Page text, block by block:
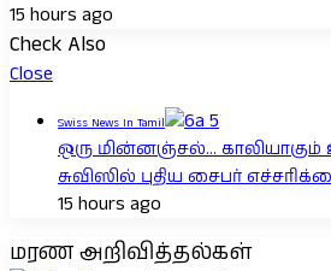
15 hours ago
Check Also
Close
Swiss News In Tamil
ஒரு மின்னஞ்சல்…
சுவிஸில் புதிய சைபர்
15 hours ago
மரண அறிவித்தல்கள்